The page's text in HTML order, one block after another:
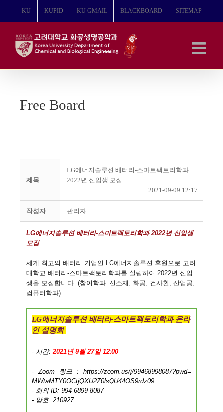
뛰
KU KUPID KU GMAIL BLACKBOARD SITEMAP
Free Board
제목
LG에너지솔루션 배터리-스마트팩토리학과
2022년 신입생 모집
2021-09-09 12:17
작성자 관리자
LG에너지솔루션 배터리-스마트팩토리학과 2022년 신입생
모집
세계 최고의 배터리 기업인 LG에너지솔루션 후원으로 고려
대학교 배터리-스마트팩토리학과를 설립하여 2022년 신입
생을 모집합니다. (참여학과: 신소재, 화공, 건사환, 산업공,
컴퓨터학과)
LG에너지솔루션 배터리-스마트팩토리학과 온라
인 설명회
- 시간:2021년 9월 27일 12:00
- Zoom 링크 : https://zoom.us/j/99468998087?pwd=
MWtaMTY0OCtjQXU2Z0lsQU44OS9rdz09
- 회의 ID: 994 6899 8087
- 암호: 210927